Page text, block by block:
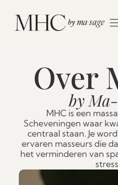
Over
by
MHC is een
Scheveningen waar
centraal staan. Je
ervaren masseurs die
het verminderen van